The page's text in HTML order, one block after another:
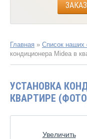
Главная » Список наших
кондиционера Midea в
УСТАНОВКА
КВАРТИРЕ
Увеличить